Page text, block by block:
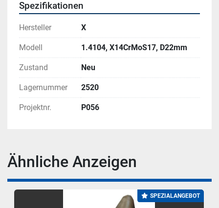
Spezifikationen
Hersteller X
Modell 1.4104, X14CrMoS17, D22mm
Zustand Neu
Lagernummer 2520
Projektnr. P056
Ähnliche Anzeigen
SPEZIALANGEBOT